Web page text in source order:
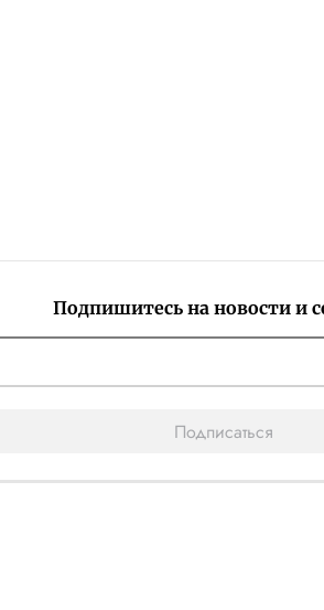
Подпишитесь на новости и
Подписаться